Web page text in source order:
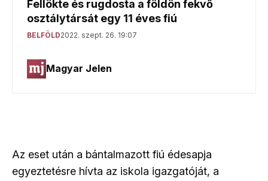
Az eset után a bántalmazott fiú édesapja
egyeztetésre hívta az iskola igazgatóját, a